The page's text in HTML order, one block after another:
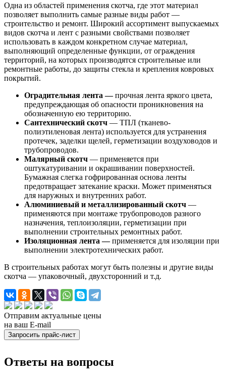
Одна из областей применения скотча, где этот материал
позволяет выполнить самые разные виды работ —
строительство и ремонт. Широкий ассортимент выпускаемых
видов скотча и лент с разными свойствами позволяет
использовать в каждом конкретном случае материал,
выполняющий определенные функции, от ограждения
территорий, на которых производятся строительные или
ремонтные работы, до защиты стекла и крепления ковровых
покрытий.
Оградительная лента —прочная лента яркого цвета,
предупреждающая об опасности проникновения на
обозначенную ею территорию.
Сантехнический скотч — ТПЛ (тканево-
полиэтиленовая лента) используется для устранения
протечек, заделки щелей, герметизации воздуховодов и
трубопроводов.
Малярный скотч — применяется при
оштукатуривании и окрашивании поверхностей.
Бумажная слегка гофрированная основа ленты
предотвращает затекание краски. Может применяться
для наружных и внутренних работ.
Алюминиевый и металлизированный скотч —
применяются при монтаже трубопроводов разного
назначения, теплоизоляции, герметизации при
выполнении строительных ремонтных работ.
Изоляционная лента —применяется для изоляции при
выполнении электротехнических работ.
В строительных работах могут быть полезны и другие виды
скотча — упаковочный, двухсторонний и т.д.
Отправим актуальные цены
на ваш E-mail
Ответы на вопросы